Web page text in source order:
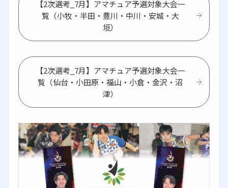
【2次選考_7月】アマチュア予選対象大会一
覧（小牧・半田・豊川・中川・安城・大
垣）
【2次選考_7月】アマチュア予選対象大会一
覧（仙台・小田原・福山・小倉・金沢・沼
津）